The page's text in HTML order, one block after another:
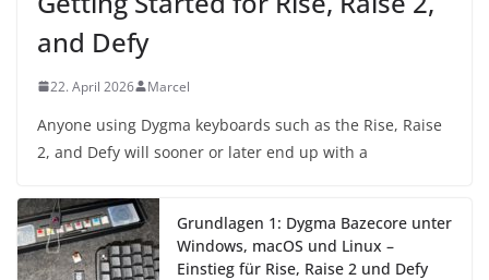
and Defy
22. April 2026 Marcel
Anyone using Dygma keyboards such as the Rise, Raise
2, and Defy will sooner or later end up with a
Grundlagen 1: Dygma Bazecore unter
Windows, macOS und Linux –
Einstieg für Rise, Raise 2 und Defy